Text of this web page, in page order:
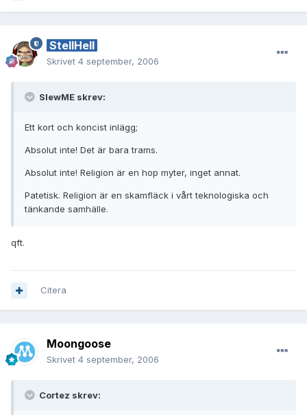
StellHell
Skrivet 4 september, 2006
SlewME skrev:
Ett kort och koncist inlägg;
Absolut inte! Det är bara trams.
Absolut inte! Religion är en hop myter, inget annat.
Patetisk. Religion är en skamfläck i vårt teknologiska och
tänkande samhälle.
qft.
Citera
Moongoose
Skrivet 4 september, 2006
Cortez skrev: